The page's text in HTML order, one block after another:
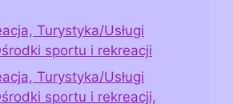
Turystyka/Usługi
sportu i rekreacji
Turystyka/Usługi
sportu i rekreacji,